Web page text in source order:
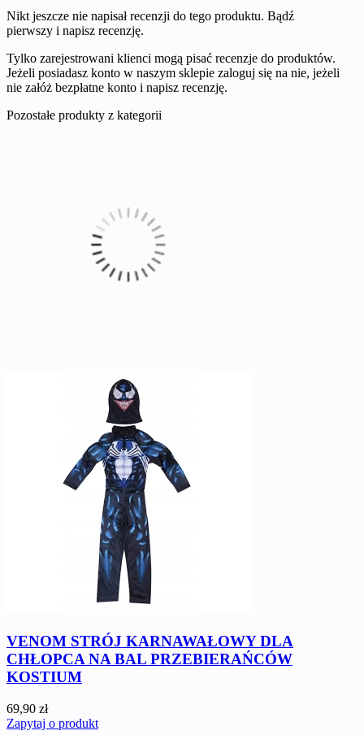
Nikt jeszcze nie napisał recenzji do tego produktu. Bądź
pierwszy i napisz recenzję.
Tylko zarejestrowani klienci mogą pisać recenzje do produktów.
Jeżeli posiadasz konto w naszym sklepie zaloguj się na nie, jeżeli
nie załóż bezpłatne konto i napisz recenzję.
Pozostałe produkty z kategorii
VENOM STRÓJ KARNAWAŁOWY DLA
CHŁOPCA NA BAL PRZEBIERAŃCÓW
KOSTIUM
69,90 zł
Zapytaj o produkt